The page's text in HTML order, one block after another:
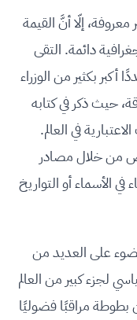
إلّا أنَّ القيمة
دائمة. التقى
عن 60 حاكمًا وعددًا أكبر بكثير من الوزراء
حيث ذكر في كتابه
في العالم.
من خلال مصادر
الأسماء أو التواريخ
على العديد من
لجزء كبير من العالم
بطوطة مراقبًا فضوليًا